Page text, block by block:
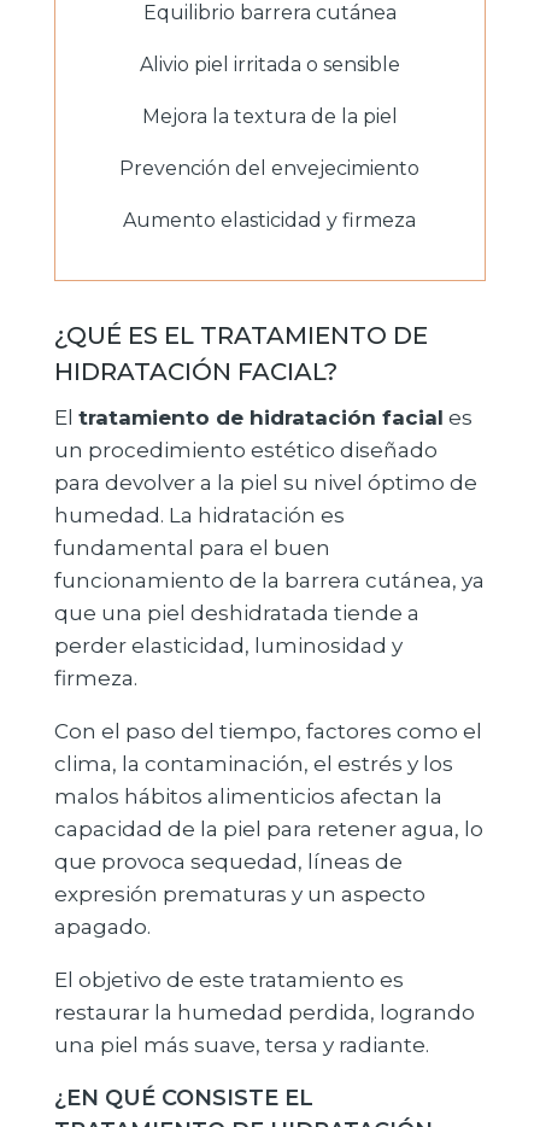
Equilibrio barrera cutánea
Alivio piel irritada o sensible
Mejora la textura de la piel
Prevención del envejecimiento
Aumento elasticidad y firmeza
¿QUÉ ES EL TRATAMIENTO DE
HIDRATACIÓN FACIAL?
El tratamiento de hidratación facial es
un procedimiento estético diseñado
para devolver a la piel su nivel óptimo de
humedad. La hidratación es
fundamental para el buen
funcionamiento de la barrera cutánea, ya
que una piel deshidratada tiende a
perder elasticidad, luminosidad y
firmeza.
Con el paso del tiempo, factores como el
clima, la contaminación, el estrés y los
malos hábitos alimenticios afectan la
capacidad de la piel para retener agua, lo
que provoca sequedad, líneas de
expresión prematuras y un aspecto
apagado.
El objetivo de este tratamiento es
restaurar la humedad perdida, logrando
una piel más suave, tersa y radiante.
¿EN QUÉ CONSISTE EL